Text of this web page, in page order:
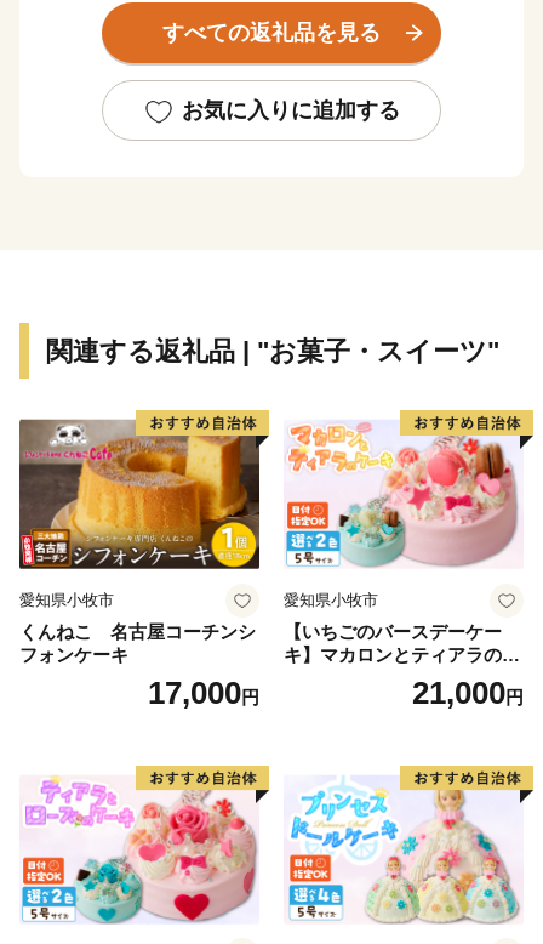
とし全国から引き合いがあります。
恵まれた漁場にある本町は水産物だけでも十分すぎるく
しそを使った焼酎と言えば今や全国区の『しそ焼酎鍛高
ら、ふるさと納税を通じまして本町のまちづくりを応援
いただければ幸いに存じます。
すべての返礼品を見る
お気に入りに追加する
関連する返礼品 | "お菓子・スイーツ"
愛知県小牧市
くんねこ 名古屋コーチンシ
フォンケーキ
17,000円
愛知県小牧市
【いちごのバースデーケー
キ】マカロンとティアラのケ
ーキ スイーツ 日時指定可 デ
ザート 洋菓子 お取り寄せ 愛
デコレーションケーキ ホー
ルケーキ
21,000円